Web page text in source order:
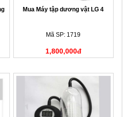
Mua Máy tập dương vật LG 4
Mã SP: 1719
1,800,000đ